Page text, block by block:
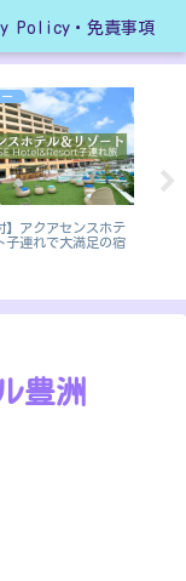
Policy・免責事項
】アクアセンスホテ
子連れで大満足の宿
豊洲